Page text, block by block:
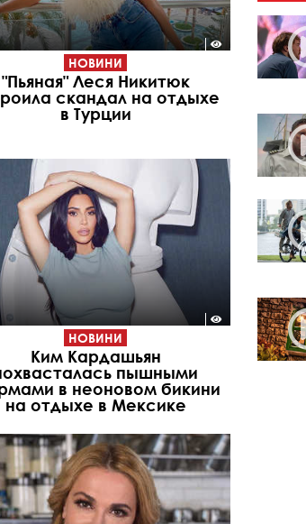
НОВИНИ
"Пьяная" Леся Никитюк
скандал на отдыхе
в Турции
НОВИНИ
Ким Кардашьян
пышными
в неоновом бикини
на отдыхе в Мексике